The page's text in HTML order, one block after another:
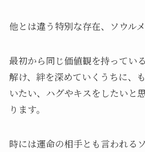
他とは違う特別な存在、ソウルメ
最初から同じ価値観を持ってい
解け、絆を深めていくうちに、
いたい、ハグやキスをしたいと
ります。
時には運命の相手とも言われる